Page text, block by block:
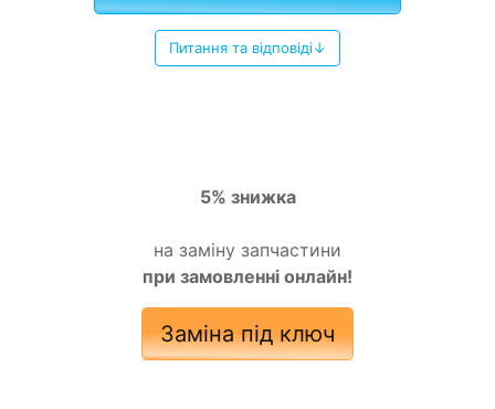
Питання та відповіді↓
5% знижка
на заміну запчастини
при замовленні онлайн!
Заміна під ключ